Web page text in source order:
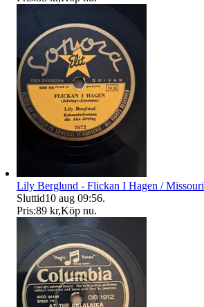
Lily Berglund - Flickan I Hagen /
Sluttid10 aug 09:56.
Pris:89 kr,Köp nu.